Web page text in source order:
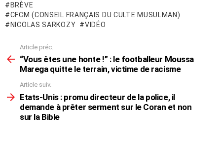
BRÈVE
CFCM (CONSEIL FRANÇAIS DU CULTE MUSULMAN)
NICOLAS SARKOZY
VIDÉO
voir
Article préc.
“Vous êtes une honte !” : le footballeur Moussa
Marega quitte le terrain, victime de racisme
Article suiv.
Etats-Unis : promu directeur de la police, il
demande à prêter serment sur le Coran et non
sur la Bible